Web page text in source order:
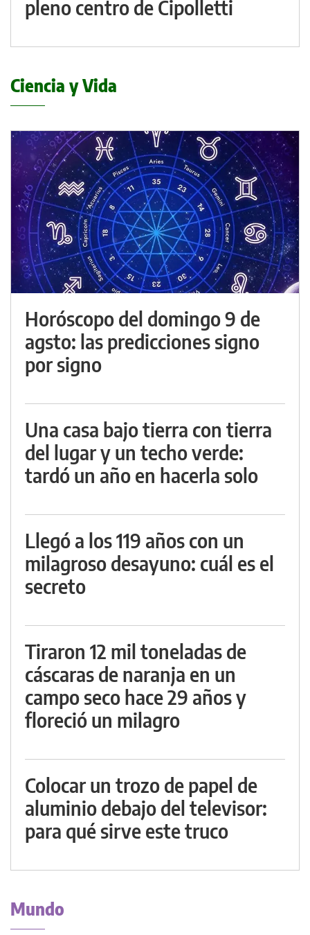
pleno centro de Cipolletti
Ciencia y Vida
Horóscopo del domingo 9 de
agsto: las predicciones signo
por signo
Una casa bajo tierra con tierra
del lugar y un techo verde:
tardó un año en hacerla solo
Llegó a los 119 años con un
milagroso desayuno: cuál es el
secreto
Tiraron 12 mil toneladas de
cáscaras de naranja en un
campo seco hace 29 años y
floreció un milagro
Colocar un trozo de papel de
aluminio debajo del televisor:
para qué sirve este truco
Mundo